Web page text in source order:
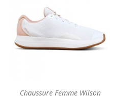
Chaussure Femme Wilson